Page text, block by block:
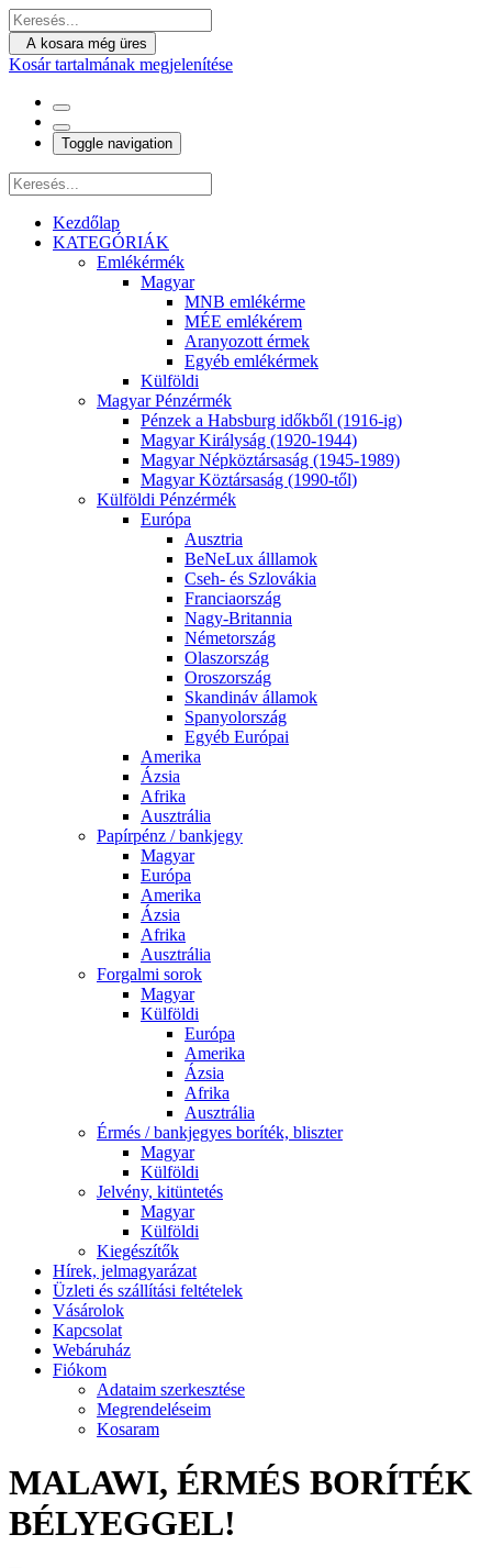
A kosara még üres
Kosár tartalmának megjelenítése
Toggle navigation
Kezdőlap
KATEGÓRIÁK
Emlékérmék
Magyar
MNB emlékérme
MÉE emlékérem
Aranyozott érmek
Egyéb emlékérmek
Külföldi
Magyar Pénzérmék
Pénzek a Habsburg időkből (1916-ig)
Magyar Királyság (1920-1944)
Magyar Népköztársaság (1945-1989)
Magyar Köztársaság (1990-től)
Külföldi Pénzérmék
Európa
Ausztria
BeNeLux álllamok
Cseh- és Szlovákia
Franciaország
Nagy-Britannia
Németország
Olaszország
Oroszország
Skandináv államok
Spanyolország
Egyéb Európai
Amerika
Ázsia
Afrika
Ausztrália
Papírpénz / bankjegy
Magyar
Európa
Amerika
Ázsia
Afrika
Ausztrália
Forgalmi sorok
Magyar
Külföldi
Európa
Amerika
Ázsia
Afrika
Ausztrália
Érmés / bankjegyes boríték, bliszter
Magyar
Külföldi
Jelvény, kitüntetés
Magyar
Külföldi
Kiegészítők
Hírek, jelmagyarázat
Üzleti és szállítási feltételek
Vásárolok
Kapcsolat
Webáruház
Fiókom
Adataim szerkesztése
Megrendeléseim
Kosaram
MALAWI, ÉRMÉS BORÍTÉK
BÉLYEGGEL!